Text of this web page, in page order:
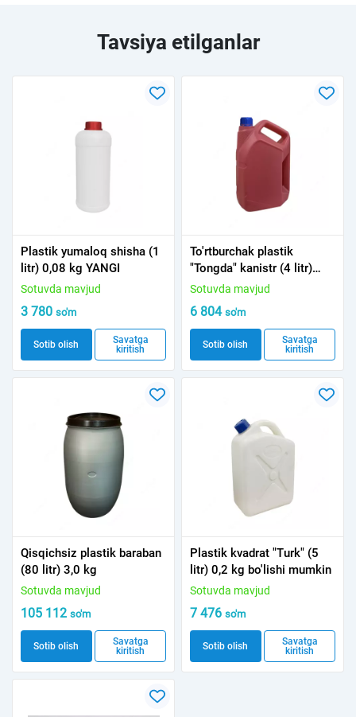
Tavsiya etilganlar
Plastik yumaloq shisha (1
litr) 0,08 kg YANGI
Sotuvda mavjud
3 780 so'm
Sotib olish
Savatga
kiritish
To'rtburchak plastik
"Tongda" kanistr (4 litr)
0,18 kg YANGI
Sotuvda mavjud
6 804 so'm
Sotib olish
Savatga
kiritish
Qisqichsiz plastik baraban
(80 litr) 3,0 kg
Sotuvda mavjud
105 112 so'm
Sotib olish
Savatga
kiritish
Plastik kvadrat "Turk" (5
litr) 0,2 kg bo'lishi mumkin
Sotuvda mavjud
7 476 so'm
Sotib olish
Savatga
kiritish